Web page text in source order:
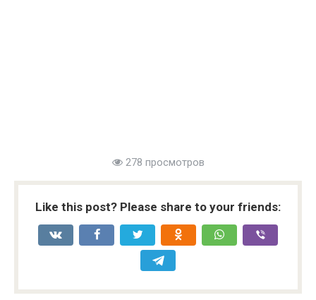
278 просмотров
Like this post? Please share to your friends: